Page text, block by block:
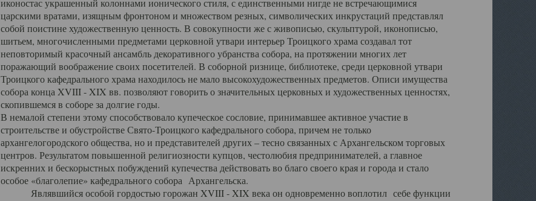
иконостас украшенный колоннами ионического стиля, с единственными нигде не встречающимися
царскими вратами, изящным фронтоном и множеством резных, символических инкрустаций представлял
собой поистине художественную ценность. В совокупности же с живописью, скульптурой, иконописью,
шитьем, многочисленными предметами церковной утвари интерьер Троицкого храма создавал тот
неповторимый красочный ансамбль декоративного убранства собора, на протяжении многих лет
поражающий воображение своих посетителей. В соборной ризнице, библиотеке, среди церковной утвари
Троицкого кафедрального храма находилось не мало высокохудожественных предметов. Описи имущества
собора конца XVIII - XIX вв. позволяют говорить о значительных церковных и художественных ценностях,
скопившемся в соборе за долгие годы.
В немалой степени этому способствовало купеческое сословие, принимавшее активное участие в
строительстве и обустройстве Свято-Троицкого кафедрального собора, причем не только
архангелогородского общества, но и представителей других – тесно связанных с Архангельском торговых
центров. Результатом повышенной религиозности купцов, честолюбия предпринимателей, а главное
искренних и бескорыстных побуждений купечества действовать во благо своего края и города и стало
особое «благолепие» кафедрального собора Архангельска.
Являвшийся особой гордостью горожан XVIII - XIX века он одновременно воплотил себе функции